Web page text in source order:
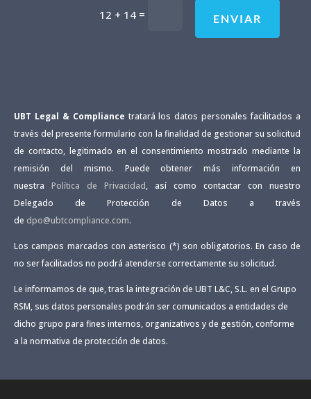
12 + 14 = ENVIAR
UBT Legal & Compliance tratará los datos personales facilitados a
través del presente formulario con la finalidad de gestionar su solicitud
de contacto, legitimado en el consentimiento mostrado mediante la
remisión del mismo. Puede obtener más información en
nuestra Política de Privacidad, así como contactar con nuestro
Delegado de Protección de Datos a través
de dpo@ubtcompliance.com.
Los campos marcados con asterisco (*) son obligatorios. En caso de
no ser facilitados no podrá atenderse correctamente su solicitud.
Le informamos de que, tras la integración de UBT L&C, S.L. en el Grupo
RSM, sus datos personales podrán ser comunicados a entidades de
dicho grupo para fines internos, organizativos y de gestión, conforme
a la normativa de protección de datos.